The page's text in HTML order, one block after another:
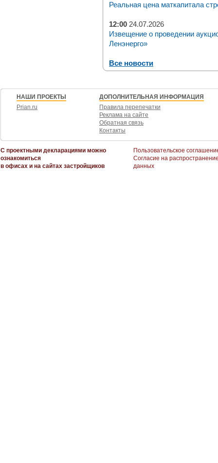
Реальная цена маткапитала
12:00 24.07.2026
Извещение о проведении
Ленэнерго»
Все новости
НАШИ ПРОЕКТЫ
Prian.ru
ДОПОЛНИТЕЛЬНАЯ ИНФОРМАЦИЯ
Правила перепечатки
Реклама на сайте
Обратная связь
Контакты
С проектными декларациями можно
ознакомиться
в офисах и на сайтах застройщиков
Пользовательское
Согласие на
данных